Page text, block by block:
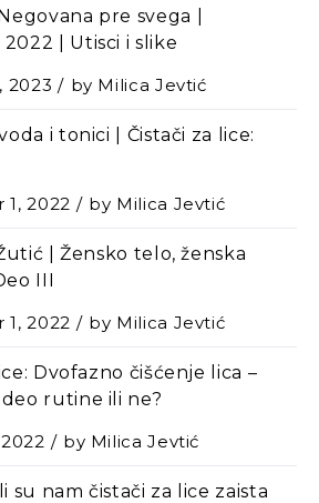
pre svega |
| Utisci i slike
2023
by Milica Jevtić
i tonici | Čistači za lice:
2022
by Milica Jevtić
| Žensko telo, ženska
III
2022
by Milica Jevtić
Dvofazno čišćenje lica –
rutine ili ne?
by Milica Jevtić
su nam čistači za lice zaista